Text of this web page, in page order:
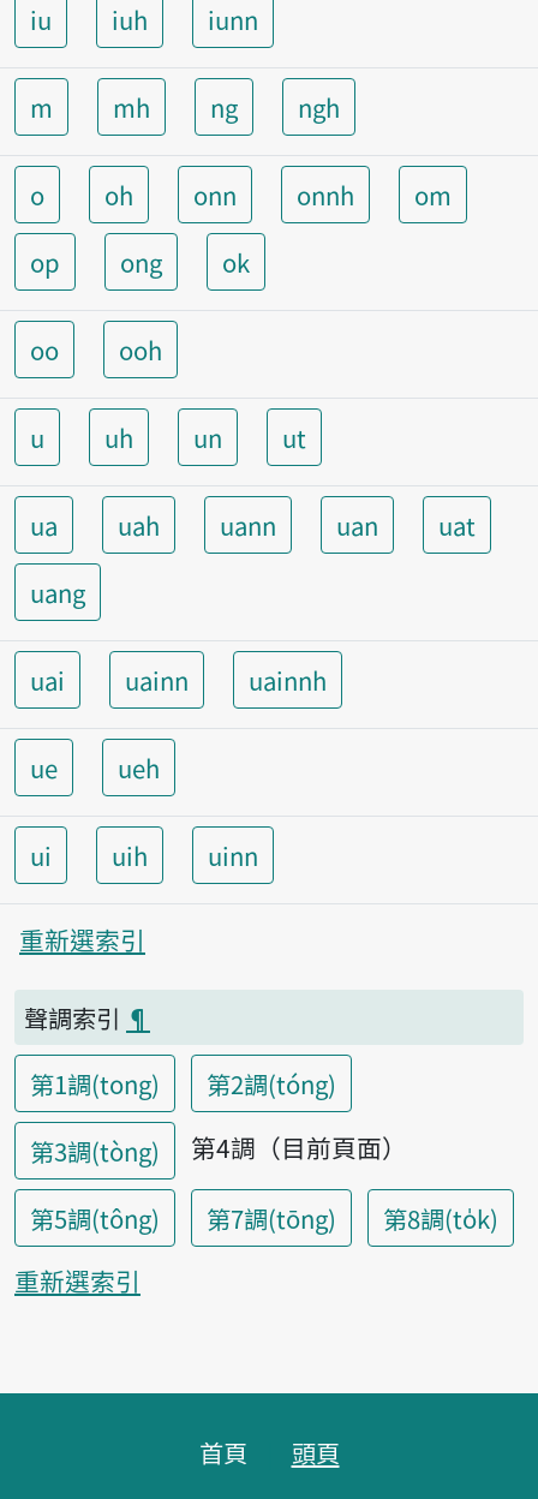
iu iuh iunn
m mh ng ngh
o oh onn onnh
om
op
ong ok
oo ooh
u uh un ut
ua uah uann uan
uat
uang
uai uainn uainnh
ue ueh
ui uih uinn
重新選索引
聲調索引 ¶
第1調(tong)
第2調(tóng)
第3調(tòng)
第4調（目前頁面）
第5調(tông)
第7調(tōng)
第8調(to̍k)
重新選索引
首頁 頭頁